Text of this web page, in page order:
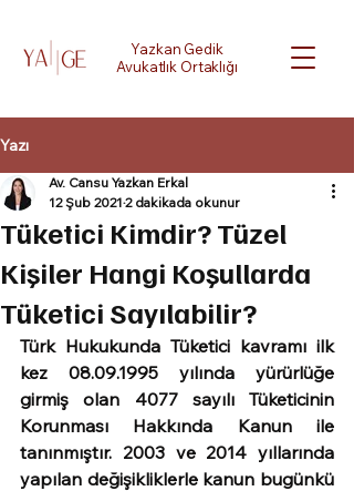
Yazkan Gedik
Avukatlık Ortaklığı
Yazı
Tüketici Kimdir? Tüzel
Kişiler Hangi Koşullarda
Tüketici Sayılabilir?
Av. Cansu Yazkan Erkal
12 Şub 2021 2 dakikada okunur
Türk Hukukunda Tüketici kavramı ilk
kez 08.09.1995 yılında yürürlüğe
girmiş olan 4077 sayılı Tüketicinin
Korunması Hakkında Kanun ile
tanınmıştır. 2003 ve 2014 yıllarında
yapılan değişikliklerle kanun bugünkü